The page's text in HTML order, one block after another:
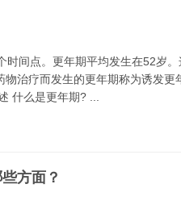
时间点。更年期平均发生在52岁
治疗而发生的更年期称为诱发更
什么是更年期? ...
方面？